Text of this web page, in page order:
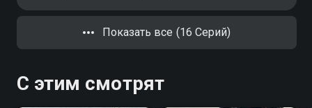
оказалось отравленным. В это же
время в квартиру проник бывший
любовник Ульяны Сергей Малов
Показать все (16 Серий)
С этим смотрят